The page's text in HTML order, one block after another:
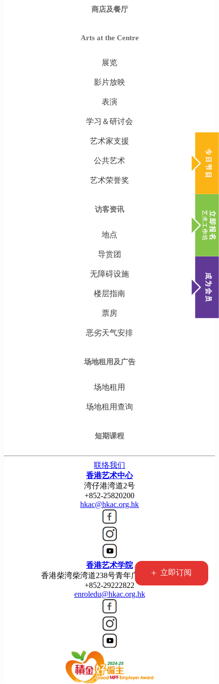
+ 立即订阅
商店及餐厅
Arts at the Centre
展览
影片放映
表演
学习＆研讨会
艺术家支援
公共艺术
艺术荣誉奖
访客资讯
地点
导赏团
无障碍设施
楼层指南
票房
恶劣天气安排
场地租用及广告
场地租用
场地租用查询
短期课程
联络我们
香港艺术中心
湾仔港湾道2号
+852-25820200
hkac@hkac.org.hk
香港艺术学院
香港柴湾柴湾道238号青年广场5楼514室
+852-29222822
enroledu@hkac.org.hk